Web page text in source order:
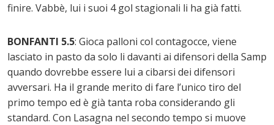
finire. Vabbè, lui i suoi 4 gol stagionali li ha già fatti.
BONFANTI 5.5: Gioca palloni col contagocce, viene
lasciato in pasto da solo li davanti ai difensori della Samp
quando dovrebbe essere lui a cibarsi dei difensori
avversari. Ha il grande merito di fare l’unico tiro del
primo tempo ed è già tanta roba considerando gli
standard. Con Lasagna nel secondo tempo si muove